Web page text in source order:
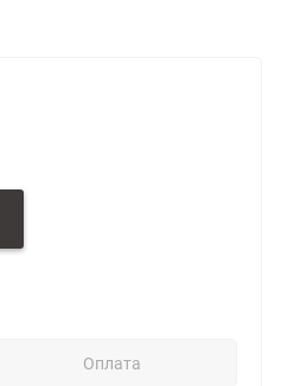
Оплата